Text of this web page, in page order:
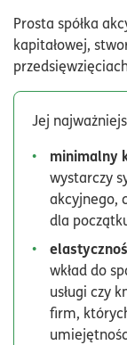
Prosta spółka
kapitałowej,
Jej
minimalny
wystarczy
akcyjnego,
dla
wkład do
usługi czy
firm,